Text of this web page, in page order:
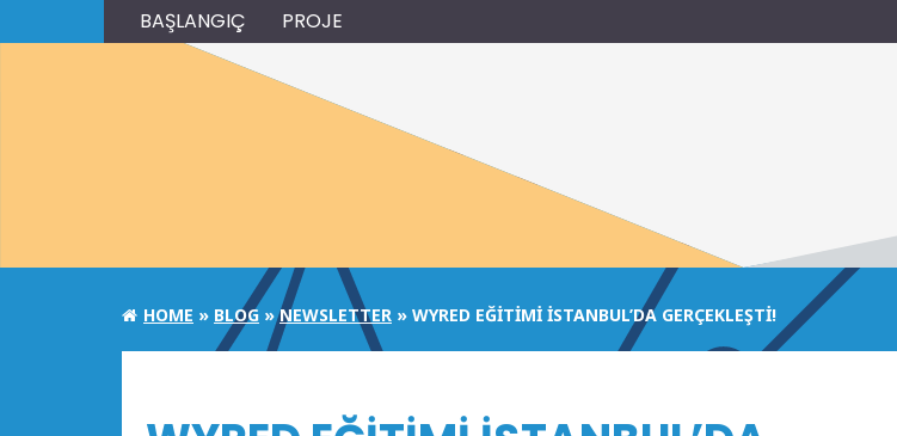
BAŞLANGIÇ PROJE
HOME » BLOG »NEWSLETTER » WYRED EĞİTİMİ İSTANBUL’DA GERÇEKLEŞTİ!